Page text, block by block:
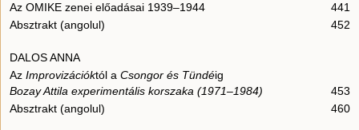
Az OMIKE zenei előadásai 1939–1944
441
Absztrakt (angolul)
452
DALOS ANNA
Az Improvizációktól a Csongor és Tündéig
Bozay Attila experimentális korszaka (1971–1984)
453
Absztrakt (angolul)
460